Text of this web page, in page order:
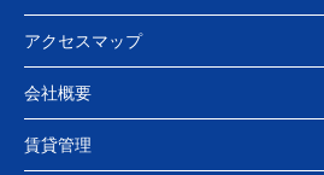
アクセスマップ
会社概要
賃貸管理